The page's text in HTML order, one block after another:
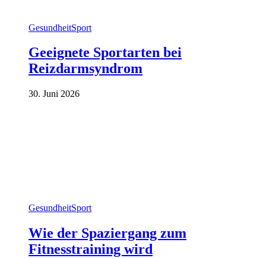
GesundheitSport
Geeignete Sportarten bei
Reizdarmsyndrom
30. Juni 2026
GesundheitSport
Wie der Spaziergang zum
Fitnesstraining wird